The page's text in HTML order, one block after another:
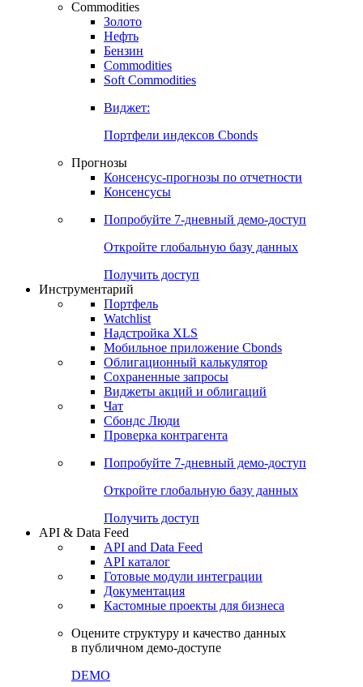
Commodities
Золото
Нефть
Бензин
Commodities
Soft Commodities
Виджет:
Портфели индексов Cbonds
Прогнозы
Консенсус-прогнозы по отчетности
Консенсусы
Попробуйте 7-дневный демо-доступ
Откройте глобальную базу данных
Получить доступ
Инструментарий
Портфель
Watchlist
Надстройка XLS
Мобильное приложение Cbonds
Облигационный калькулятор
Сохраненные запросы
Виджеты акций и облигаций
Чат
Сбондс Люди
Проверка контрагента
Попробуйте 7-дневный демо-доступ
Откройте глобальную базу данных
Получить доступ
API & Data Feed
API and Data Feed
API каталог
Готовые модули интеграции
Документация
Кастомные проекты для бизнеса
Оцените структуру и качество данных
в публичном демо-доступе
DEMO